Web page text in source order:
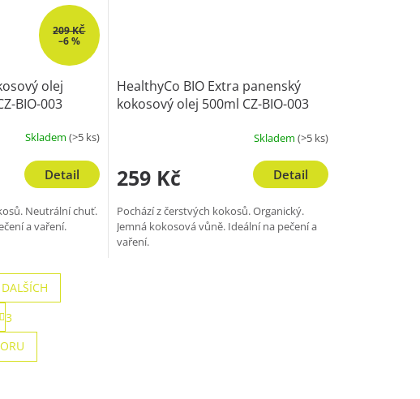
209 KČ
–6 %
olej
BIO-003
Skladem (>5 ks)
Detail
Neutrální chuť.
a vaření.
HealthyCo BIO Extra panenský
kokosový olej 500ml CZ-BIO-003
Skladem (>5 ks)
259 Kč Detail
Pochází z čerstvých kokosů. Organický.
Jemná kokosová vůně. Ideální na pečení a
vaření.
3